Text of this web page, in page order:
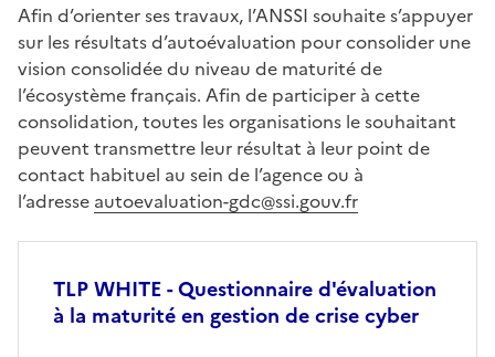
Afin d’orienter ses travaux, l’ANSSI souhaite s’appuyer
sur les résultats d’autoévaluation pour consolider une
vision consolidée du niveau de maturité de
l’écosystème français. Afin de participer à cette
consolidation, toutes les organisations le souhaitant
peuvent transmettre leur résultat à leur point de
contact habituel au sein de l’agence ou à
l’adresse autoevaluation-gdc@ssi.gouv.fr
TLP WHITE - Questionnaire d'évaluation
à la maturité en gestion de crise cyber